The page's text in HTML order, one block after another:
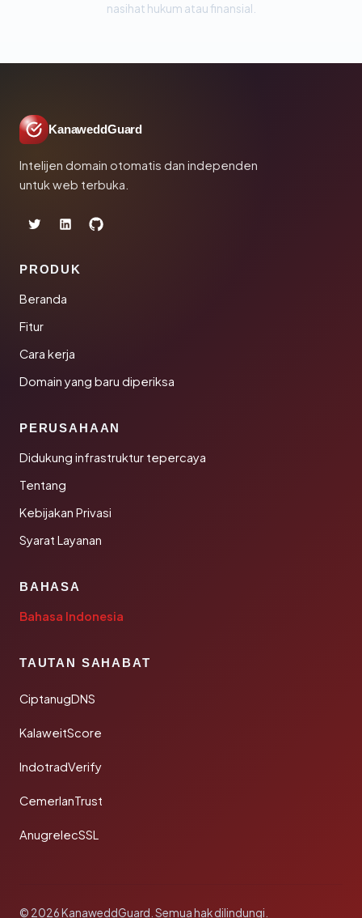
nasihat hukum atau finansial.
KanaweddGuard
Intelijen domain otomatis dan independen
untuk web terbuka.
PRODUK
Beranda
Fitur
Cara kerja
Domain yang baru diperiksa
PERUSAHAAN
Didukung infrastruktur tepercaya
Tentang
Kebijakan Privasi
Syarat Layanan
BAHASA
Bahasa Indonesia
TAUTAN SAHABAT
CiptanugDNS
KalaweitScore
IndotradVerify
CemerlanTrust
AnugrelecSSL
© 2026 KanaweddGuard. Semua hak dilindungi.